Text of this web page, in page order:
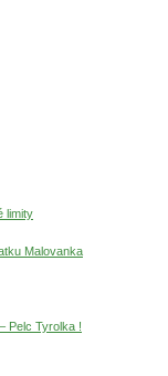
limity
Malovanka
Pelc Tyrolka !